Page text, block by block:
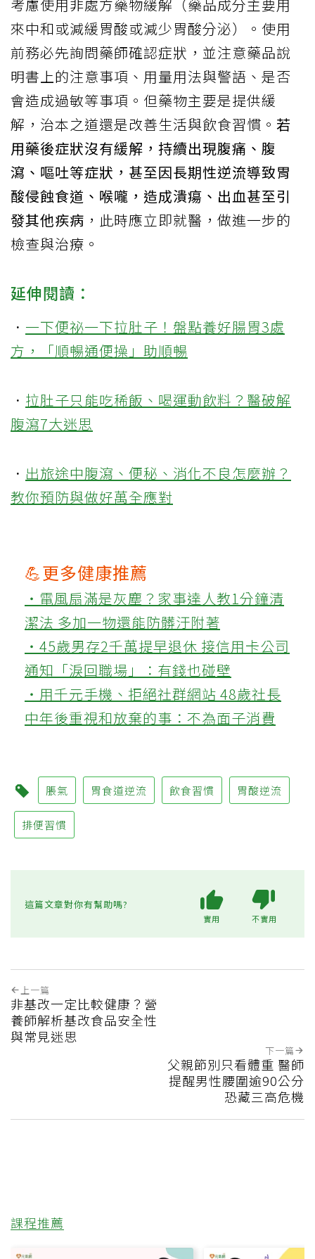
考慮使用非處方藥物緩解（藥品成分主要用
來中和或減緩胃酸或減少胃酸分泌）。使用
前務必先詢問藥師確認症狀，並注意藥品說
明書上的注意事項、用量用法與警語、是否
會造成過敏等事項。但藥物主要是提供緩
解，治本之道還是改善生活與飲食習慣。 若
用藥後症狀沒有緩解，持續出現腹痛、腹
瀉、嘔吐等症狀，甚至因長期性逆流導致胃
酸侵蝕食道、喉嚨，造成潰瘍、出血甚至引
發其他疾病 ，此時應立即就醫，做進一步的
檢查與治療。
延伸閱讀：
． 一下便祕一下拉肚子！盤點養好腸胃3處
方，「順暢通便操」助順暢
． 拉肚子只能吃稀飯、喝運動飲料？醫破解
腹瀉7大迷思
． 出旅途中腹瀉、便秘、消化不良怎麼辦？
教你預防與做好萬全應對
💪更多健康推薦
‧電風扇滿是灰塵？家事達人教1分鐘清
潔法 多加一物還能防髒汙附著
‧45歲男存2千萬提早退休 接信用卡公司
通知「淚回職場」：有錢也碰壁
‧用千元手機、拒絕社群網站 48歲社長
中年後重視和放棄的事：不為面子消費
脹氣 胃食道逆流 飲食習慣 胃酸逆流
排便習慣
這篇文章對你有幫助嗎?
實用 不實用
上一篇
非基改一定比較健康？營
養師解析基改食品安全性
與常見迷思
下一篇
父親節別只看體重 醫師
提醒男性腰圍逾90公分
恐藏三高危機
課程推薦